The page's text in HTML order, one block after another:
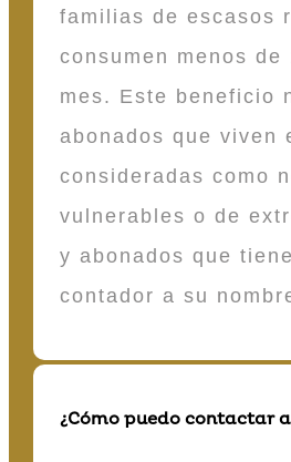
familias de escasos
consumen menos de
mes. Este beneficio
abonados que viven
consideradas como
vulnerables o de
y abonados que
contador a su
¿Cómo puedo contactar a